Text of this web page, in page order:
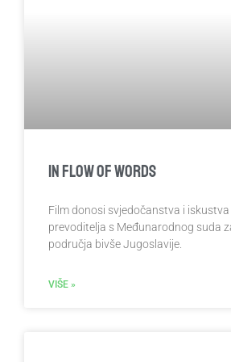
In Flow of Words
Film donosi svjedočanstva i
prevoditelja s Međunarodnog suda
područja bivše Jugoslavije.
VIŠE »